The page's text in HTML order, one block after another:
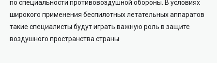
по специальности противовоздушной обороны. В условиях
широкого применения беспилотных летательных аппаратов
такие специалисты будут играть важную роль в защите
воздушного пространства страны.